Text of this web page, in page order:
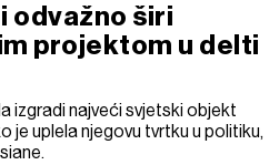
odvažno širi
projektom u delti
izgradi najveći svjetski objekt
je uplela njegovu tvrtku u politiku,